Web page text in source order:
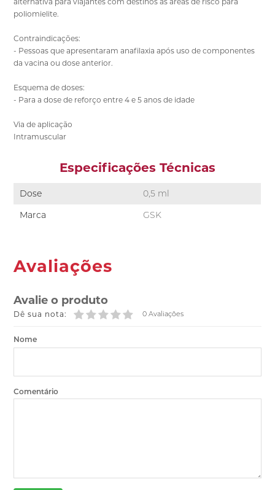
poliomielite.
Contraindicações:
- Pessoas que apresentaram anafilaxia após uso de componentes
da vacina ou dose anterior.
Esquema de doses:
- Para a dose de reforço entre 4 e 5 anos de idade
Via de aplicação
Intramuscular
Especificações Técnicas
Dose
0,5 ml
Marca
GSK
Avaliações
Avalie o produto
0 Avaliações
Dê sua nota:
Nome
Comentário